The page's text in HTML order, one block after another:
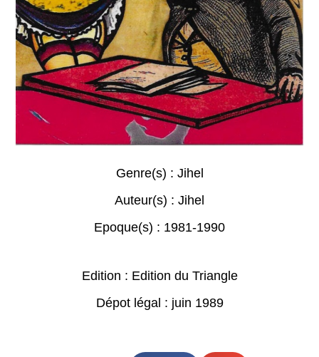
Genre(s) : Jihel
Auteur(s) : Jihel
Epoque(s) : 1981-1990
Edition : Edition du Triangle
Dépot légal : juin 1989